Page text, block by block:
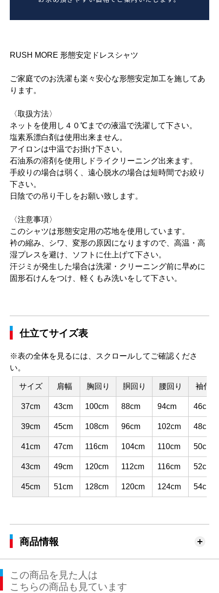
RUSH MORE 形態安定ドレスシャツ
ご家庭でのお洗濯も楽々安心な形態安定加工を施してあ
ります。
〈取扱方法〉
ネットを使用し４０℃までの液温で洗濯して下さい。
塩素系漂白剤は使用出来ません。
アイロンは中温でお掛け下さい。
石油系の溶剤を使用しドライクリーニング出来ます。
手絞りの場合は弱く、遠心脱水の場合は短時間でお絞り
下さい。
日陰での吊り干しをお願い致します。
〈注意事項〉
このシャツは形態安定用の芯地を使用しています。
衿の縮み、シワ、変形の原因になりますので、高温・高
湿プレスを避け、ソフトに仕上げて下さい。
汗ジミが発生した場合は洗濯・クリーニング前に早めに
固形石けんをつけ、軽くもみ洗いをして下さい。
仕立てサイズ表
※表の全体を見るには、スクロールしてご確認くださ
い。
サイズ 肩幅 胸回り 胴回り 腰回り 袖付
37cm 43cm 100cm 88cm 94cm 46cm
39cm 45cm 108cm 96cm 102cm 48cm
41cm 47cm 116cm 104cm 110cm 50cm
43cm 49cm 120cm 112cm 116cm 52cm
45cm 51cm 128cm 120cm 124cm 54cm
商品情報
この商品を見た人は
こちらの商品も見ています